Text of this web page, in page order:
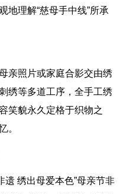
地理解“慈母手中线”所承
亲照片或家庭合影交由绣
绣等多道工序，全手工绣
笑貌永久定格于织物之
。
遗 绣出母爱本色”母亲节非